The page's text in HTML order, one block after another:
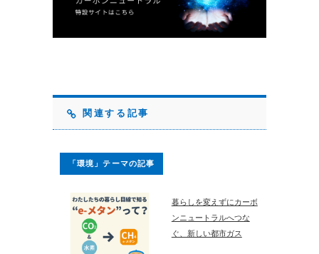
関連する記事
「環境」テーマの記事
暮らしを変えずにカーボ
ンニュートラルへつな
ぐ、新しい都市ガス